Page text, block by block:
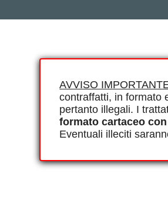
AVVISO
contraffatti, in formato
pertanto illegali. I
formato cartaceo
Eventuali illeciti